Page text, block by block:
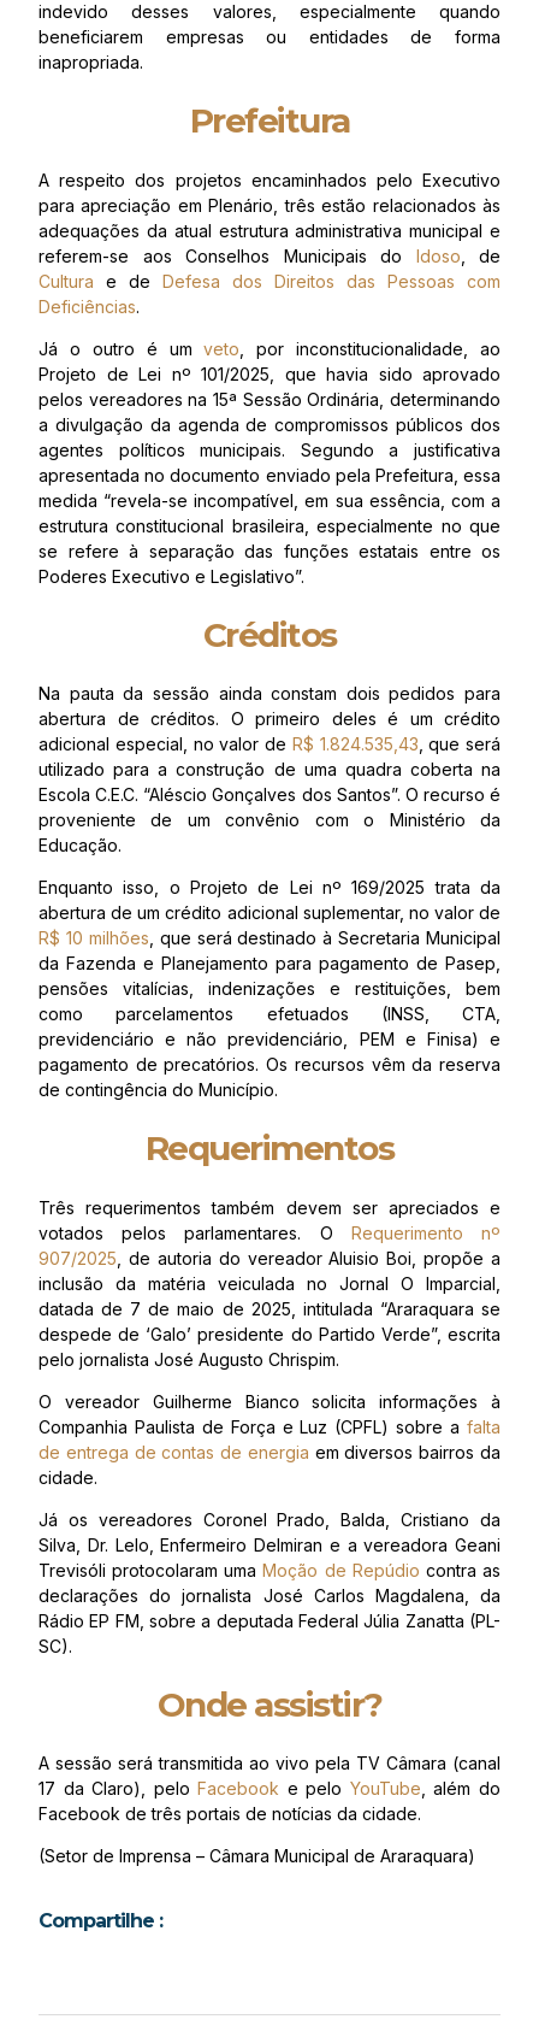
indevido desses valores, especialmente quando
beneficiarem empresas ou entidades de forma
inapropriada.
Prefeitura
A respeito dos projetos encaminhados pelo Executivo
para apreciação em Plenário, três estão relacionados às
adequações da atual estrutura administrativa municipal e
referem-se aos Conselhos Municipais do Idoso , de
Cultura e de Defesa dos Direitos das Pessoas com
Deficiências.
Já o outro é umveto , por inconstitucionalidade, ao
Projeto de Lei nº 101/2025, que havia sido aprovado
pelos vereadores na 15ª Sessão Ordinária, determinando
a divulgação da agenda de compromissos públicos dos
agentes políticos municipais. Segundo a justificativa
apresentada no documento enviado pela Prefeitura, essa
medida “revela-se incompatível, em sua essência, com a
estrutura constitucional brasileira, especialmente no que
se refere à separação das funções estatais entre os
Poderes Executivo e Legislativo”.
Créditos
Na pauta da sessão ainda constam dois pedidos para
abertura de créditos. O primeiro deles é um crédito
adicional especial, no valor de R$ 1.824.535,43 , que será
utilizado para a construção de uma quadra coberta na
Escola C.E.C. “Aléscio Gonçalves dos Santos”. O recurso é
proveniente de um convênio com o Ministério da
Educação.
Enquanto isso, o Projeto de Lei nº 169/2025 trata da
abertura de um crédito adicional suplementar, no valor de
R$ 10 milhões , que será destinado à Secretaria Municipal
da Fazenda e Planejamento para pagamento de Pasep,
pensões vitalícias, indenizações e restituições, bem
como parcelamentos efetuados (INSS, CTA,
previdenciário e não previdenciário, PEM e Finisa) e
pagamento de precatórios. Os recursos vêm da reserva
de contingência do Município.
Requerimentos
Três requerimentos também devem ser apreciados e
votados pelos parlamentares. O Requerimento nº
907/2025 , de autoria do vereador Aluisio Boi, propõe a
inclusão da matéria veiculada no Jornal O Imparcial,
datada de 7 de maio de 2025, intitulada “Araraquara se
despede de ‘Galo’ presidente do Partido Verde”, escrita
pelo jornalista José Augusto Chrispim.
O vereador Guilherme Bianco solicita informações à
Companhia Paulista de Força e Luz (CPFL) sobre a falta
de entrega de contas de energia em diversos bairros da
cidade.
Já os vereadores Coronel Prado, Balda, Cristiano da
Silva, Dr. Lelo, Enfermeiro Delmiran e a vereadora Geani
Trevisóli protocolaram umaMoção de Repúdio contra as
declarações do jornalista José Carlos Magdalena, da
Rádio EP FM, sobre a deputada Federal Júlia Zanatta (PL-
SC).
Onde assistir?
A sessão será transmitida ao vivo pela TV Câmara (canal
17 da Claro), peloFacebook e pelo YouTube , além do
Facebook de três portais de notícias da cidade.
(Setor de Imprensa – Câmara Municipal de Araraquara)
Compartilhe :